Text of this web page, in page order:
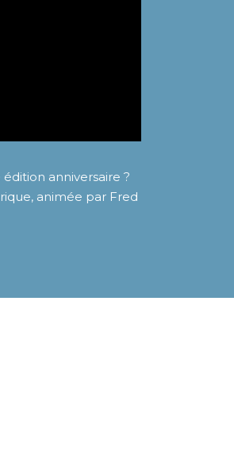
anniversaire ?
animée par Fred